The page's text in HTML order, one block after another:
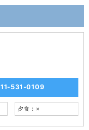
531-0109
夕食：×